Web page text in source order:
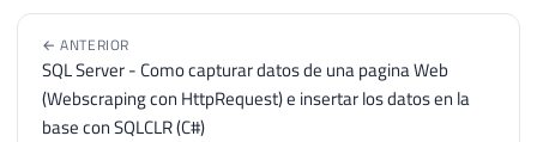
← ANTERIOR
SQL Server - Como capturar datos de una pagina Web
(Webscraping con HttpRequest) e insertar los datos en la
base con SQLCLR (C#)